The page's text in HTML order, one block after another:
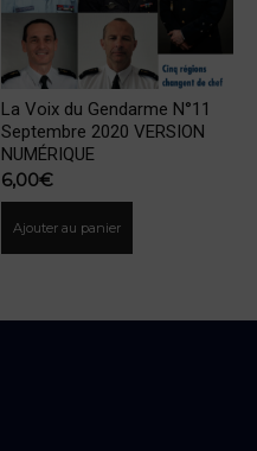
La Voix du Gendarme N°11
Septembre 2020 VERSION
NUMÉRIQUE
6,00€
Ajouter au panier